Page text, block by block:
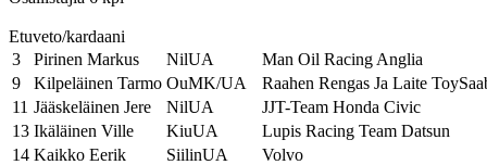
Etuveto/kardaani
3
Pirinen Markus NilUA
Man Oil Racing Anglia
9
Kilpeläinen Tarmo OuMK/UA
Raahen Rengas Ja Laite
11 Jääskeläinen Jere NilUA
JJT-Team Honda Civic
13 Ikäläinen Ville KiuUA
Lupis Racing Team Datsun
14 Kaikko Eerik SiilinUA
Volvo